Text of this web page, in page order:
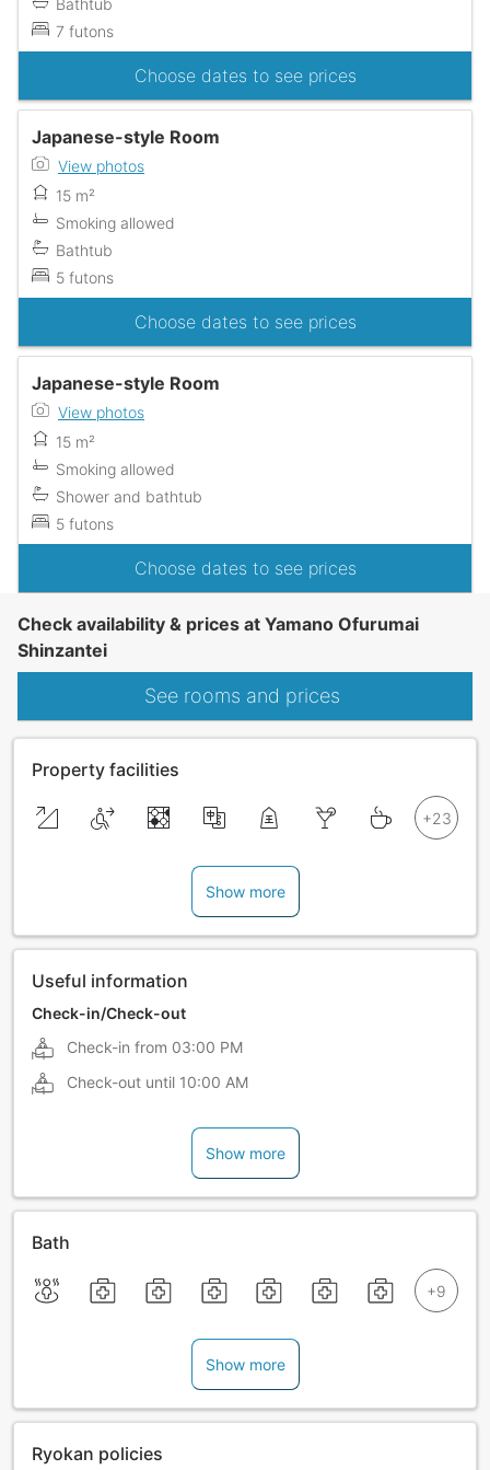
7 futons
Choose dates to see prices
Japanese-style Room
View photos
15 m²
Smoking allowed
Bathtub
5 futons
Choose dates to see prices
Japanese-style Room
View photos
15 m²
Smoking allowed
Shower and bathtub
5 futons
Choose dates to see prices
Check availability & prices at Yamano Ofurumai
Shinzantei
See rooms and prices
Property facilities
Show more
Useful information
Check-in/Check-out
Check-in from 03:00 PM
Check-out until 10:00 AM
Show more
Bath
Show more
Ryokan policies